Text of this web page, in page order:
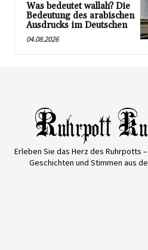
Was bedeutet wallah? Die
Bedeutung des arabischen
Ausdrucks im Deutschen
04.08.2026
Erleben Sie das Herz des Ruhrpotts
Geschichten und Stimmen aus